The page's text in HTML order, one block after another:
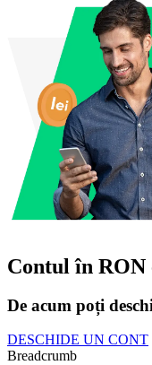
Contul în RON
De acum poți
DESCHIDE UN CONT
Breadcrumb